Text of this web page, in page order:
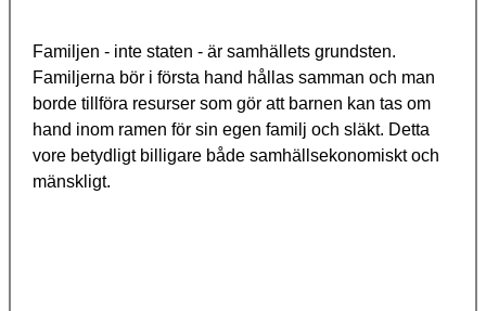
Familjen - inte staten - är samhällets grundsten.
Familjerna bör i första hand hållas samman och man
borde tillföra resurser som gör att barnen kan tas om
hand inom ramen för sin egen familj och släkt. Detta
vore betydligt billigare både samhällsekonomiskt och
mänskligt.